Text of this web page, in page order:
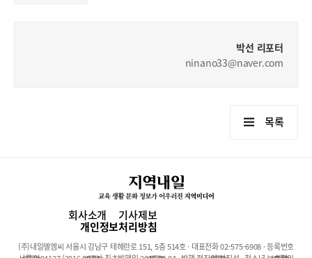
박선 리포터
ninano33@naver.com
목록
회사소개 기사제보
개인정보처리방침
(주)내일엘엠씨 서울시 강남구 테헤란로 151, 5층 514호 · 대표전화 02-575-6908 · 등록번호